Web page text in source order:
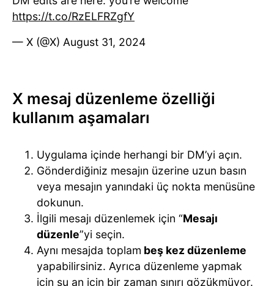
https://t.co/RzELFRZgfY
— X (@X) August 31, 2024
X mesaj düzenleme özelliği
kullanım aşamaları
Uygulama içinde herhangi bir DM’yi açın.
Gönderdiğiniz mesajın üzerine uzun basın
veya mesajın yanındaki üç nokta menüsüne
dokunun.
İlgili mesajı düzenlemek için “Mesajı
düzenle”yi seçin.
Aynı mesajda toplam beş kez düzenleme
yapabilirsiniz. Ayrıca düzenleme yapmak
için şu an için bir zaman sınırı gözükmüyor.